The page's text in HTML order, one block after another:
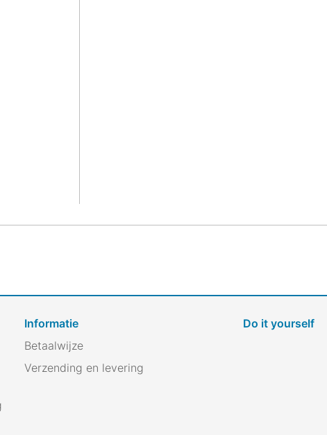
Informatie
Betaalwijze
Verzending en levering
Do it yourself